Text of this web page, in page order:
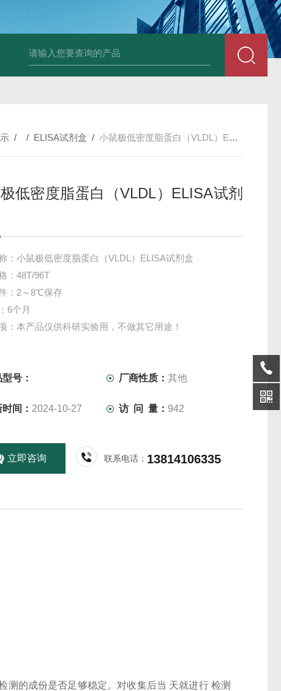
固定液（8％，PFA） 总胆汁酸（TBA）质控样品 小鼠前列
/ / ELISA试剂盒 /小鼠极低密度脂蛋白（VLDL）ELISA试剂盒
低密度脂蛋白（VLDL）ELISA试剂
：小鼠极低密度脂蛋白（VLDL）ELISA试剂盒
：48T/96T
：2～8℃保存
6个月
：本产品仅供科研实验用，不做其它用途！
号： 厂商性质：其他
间： 2024-10-27 访 问 量： 942
立即咨询 联系电话： 13814106335
测的成份是否足够稳定。对收集后当 天就进行 检测